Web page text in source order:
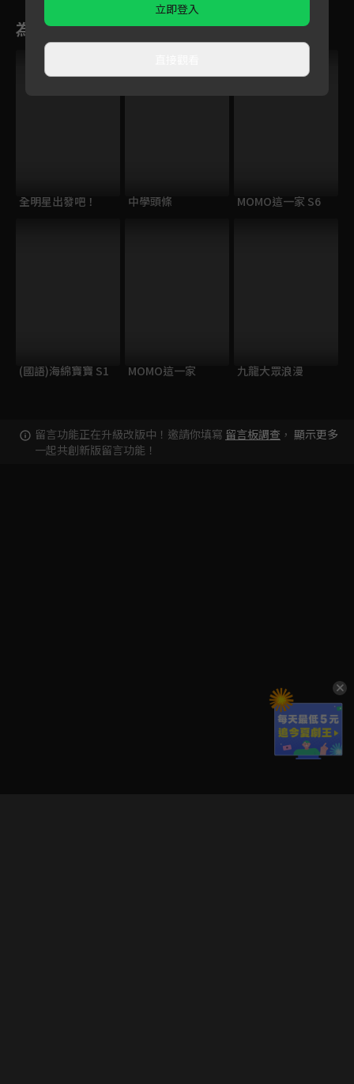
為您推薦
全明星出發吧！ 中學頭條 MOMO這一家 S6
(國語)海綿寶寶 S1 MOMO這一家 九龍大眾浪漫
留言功能正在升級改版中！邀請你填寫 留言板調查 ，
一起共創新版留言功能！
顯示更多
立即登入